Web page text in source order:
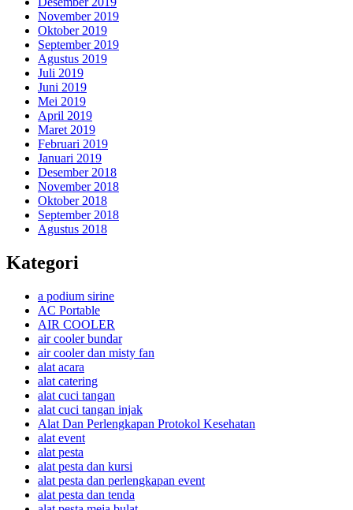
November 2019
Oktober 2019
September 2019
Agustus 2019
Juli 2019
Juni 2019
Mei 2019
April 2019
Maret 2019
Februari 2019
Januari 2019
Desember 2018
November 2018
Oktober 2018
September 2018
Agustus 2018
Kategori
a podium sirine
AC Portable
AIR COOLER
air cooler bundar
air cooler dan misty fan
alat acara
alat catering
alat cuci tangan
alat cuci tangan injak
Alat Dan Perlengkapan Protokol Kesehatan
alat event
alat pesta
alat pesta dan kursi
alat pesta dan perlengkapan event
alat pesta dan tenda